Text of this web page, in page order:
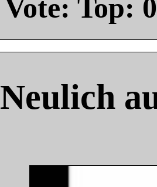
Vote: Top: 0
Neulich